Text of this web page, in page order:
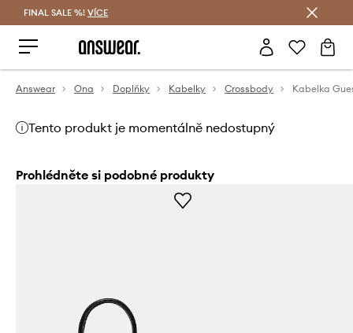
FINAL SALE %! VÍCE
Answear Ona Doplňky Kabelky Crossbody Kabelka
Tento produkt je momentálně nedostupný
Prohlédněte si podobné produkty